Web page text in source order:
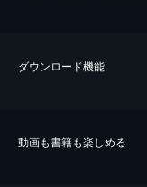
ダウンロード機能
動画も書籍も楽しめる